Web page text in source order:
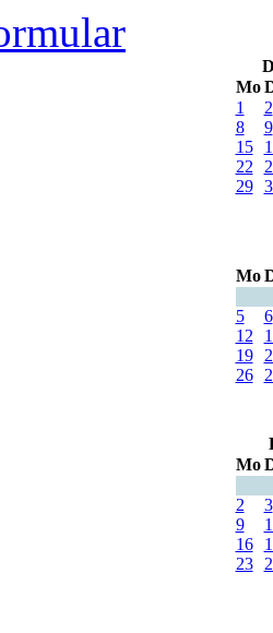
Mo
1
2
8
9
15
22
29
Mo
5
6
12
19
26
Mo
2
3
9
16
23